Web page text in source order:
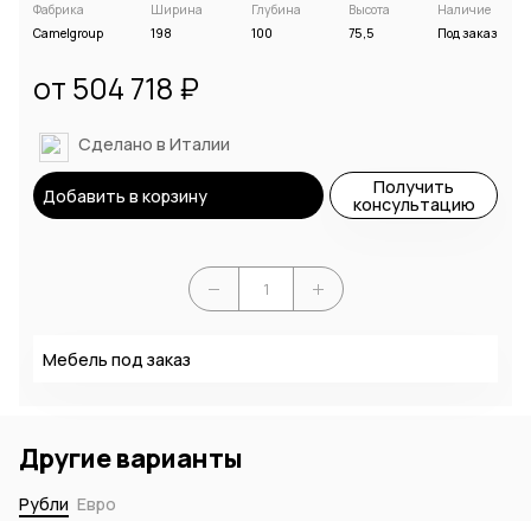
Фабрика
Camelgroup
Ширина
198
Глубина
100
Высота
75,5
Наличие
Под заказ
от 504 718 ₽
Сделано в Италии
Добавить в корзину Получить
консультацию
Мебель под заказ
Другие варианты
Рубли Евро